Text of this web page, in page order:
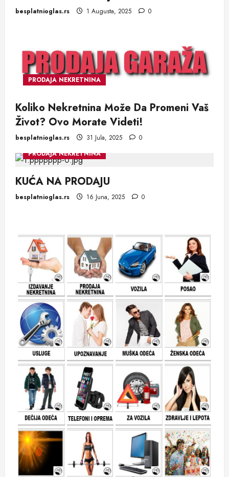
besplatnioglas.rs 1 Augusta, 2025 0
PRODAJA NEKRETNINA
Koliko Nekretnina Može Da Promeni Vaš
Život? Ovo Morate Videti!
besplatnioglas.rs 31 Jula, 2025
0
PRODAJA NEKRETNINA
KUĆA NA PRODAJU
besplatnioglas.rs 16 Juna, 2025 0